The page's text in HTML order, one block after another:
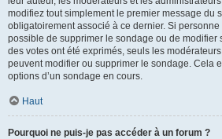
modifiez tout simplement le premier message du
obligatoirement associé à ce dernier. Si personne
possible de supprimer le sondage ou de modifier
des votes ont été exprimés, seuls les
peuvent modifier ou supprimer le sondage. Cela
options d’un sondage en cours.
Haut
Pourquoi ne puis-je pas accéder à un forum ?